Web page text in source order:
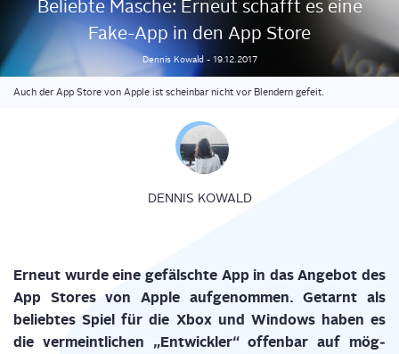
Belieb­te Masche: Erneut schafft es eine
Fake-App in den App Store
Dennis Kowald - 19.12.2017
Auch der App Store von Apple ist scheinbar nicht vor Blendern gefeit.
DENNIS KOWALD
Erneut wur­de eine gefälsch­te App in das Ange­bot des
App Stores von Apple auf­ge­nom­men. Getarnt als
belieb­tes Spiel für die Xbox und Win­dows haben es
die ver­meint­li­chen „Ent­wick­ler“ offen­bar auf mög­